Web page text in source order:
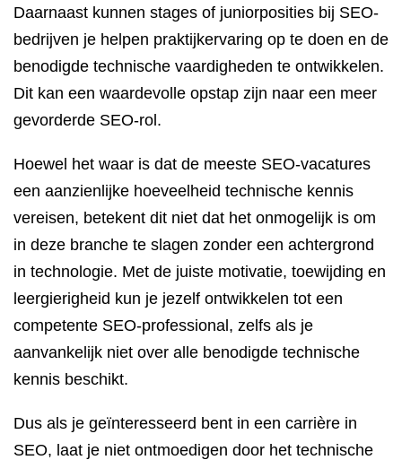
Daarnaast kunnen stages of juniorposities bij SEO-
bedrijven je helpen praktijkervaring op te doen en de
benodigde technische vaardigheden te ontwikkelen.
Dit kan een waardevolle opstap zijn naar een meer
gevorderde SEO-rol.
Hoewel het waar is dat de meeste SEO-vacatures
een aanzienlijke hoeveelheid technische kennis
vereisen, betekent dit niet dat het onmogelijk is om
in deze branche te slagen zonder een achtergrond
in technologie. Met de juiste motivatie, toewijding en
leergierigheid kun je jezelf ontwikkelen tot een
competente SEO-professional, zelfs als je
aanvankelijk niet over alle benodigde technische
kennis beschikt.
Dus als je geïnteresseerd bent in een carrière in
SEO, laat je niet ontmoedigen door het technische